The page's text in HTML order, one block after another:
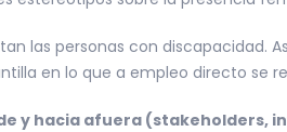
las personas con discapacidad.
en lo que a empleo directo se
y hacia afuera (stakeholders,